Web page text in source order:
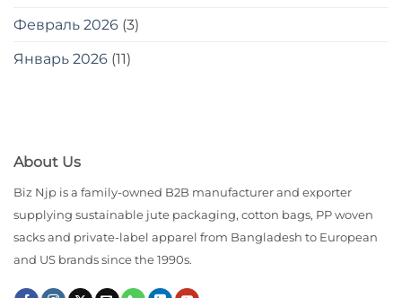
Февраль 2026 (3)
Январь 2026 (11)
About Us
Biz Njp is a family-owned B2B manufacturer and exporter
supplying sustainable jute packaging, cotton bags, PP woven
sacks and private-label apparel from Bangladesh to European
and US brands since the 1990s.